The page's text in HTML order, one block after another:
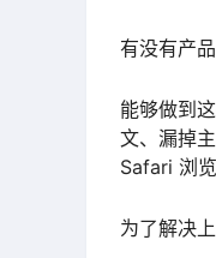
有没有产
能够做到
文、漏掉
Safari 浏
为了解决